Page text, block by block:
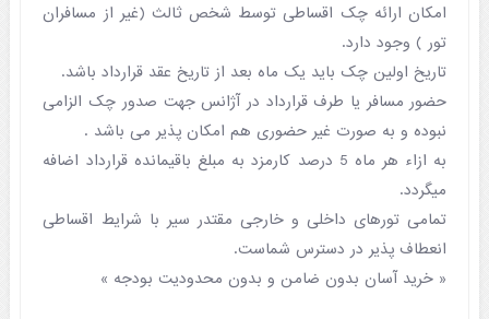
امکان ارائه چک اقساطی توسط شخص ثالث (غیر از مسافران
تور ) وجود دارد.
تاریخ اولین چک باید یک ماه بعد از تاریخ عقد قرارداد باشد.
حضور مسافر یا طرف قرارداد در آژانس جهت صدور چک الزامی
نبوده و به صورت غیر حضوری هم امکان پذیر می باشد .
به ازاء هر ماه 5 درصد کارمزد به مبلغ باقیمانده قرارداد اضافه
میگردد.
تمامی تورهای داخلی و خارجی مقتدر سیر با شرایط اقساطی
انعطاف پذیر در دسترس شماست.
« خرید آسان بدون ضامن و بدون محدودیت بودجه »